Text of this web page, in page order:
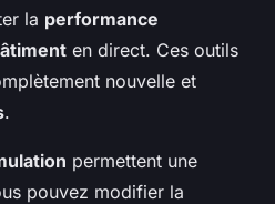
la performance
en direct. Ces outils
nouvelle et
.
permettent une
pouvez modifier la